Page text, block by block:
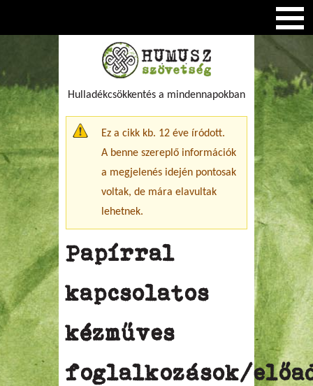
Hulladékcsökkentés a mindennapokban
Figyelmeztető üzenet
Ez a cikk kb. 12 éve íródott.
A benne szereplő információk
a megjelenés idején pontosak
voltak, de mára elavultak
lehetnek.
Papírral
kapcsolatos
kézműves
foglalkozások/